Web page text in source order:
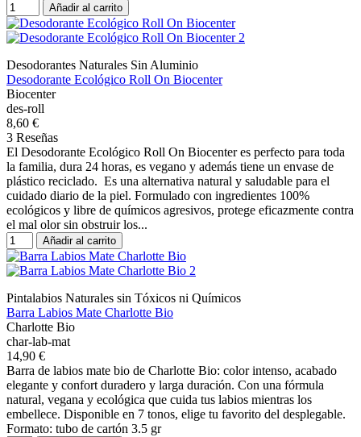
Añadir al carrito
Desodorantes Naturales Sin Aluminio
Desodorante Ecológico Roll On Biocenter
Biocenter
des-roll
8,60 €
3 Reseñas
El Desodorante Ecológico Roll On Biocenter es perfecto para toda
la familia, dura 24 horas, es vegano y además tiene un envase de
plástico reciclado. Es una alternativa natural y saludable para el
cuidado diario de la piel. Formulado con ingredientes 100%
ecológicos y libre de químicos agresivos, protege eficazmente contra
el mal olor sin obstruir los...
Añadir al carrito
Pintalabios Naturales sin Tóxicos ni Químicos
Barra Labios Mate Charlotte Bio
Charlotte Bio
char-lab-mat
14,90 €
Barra de labios mate bio de Charlotte Bio: color intenso, acabado
elegante y confort duradero y larga duración. Con una fórmula
natural, vegana y ecológica que cuida tus labios mientras los
embellece. Disponible en 7 tonos, elige tu favorito del desplegable.
Formato: tubo de cartón 3.5 gr